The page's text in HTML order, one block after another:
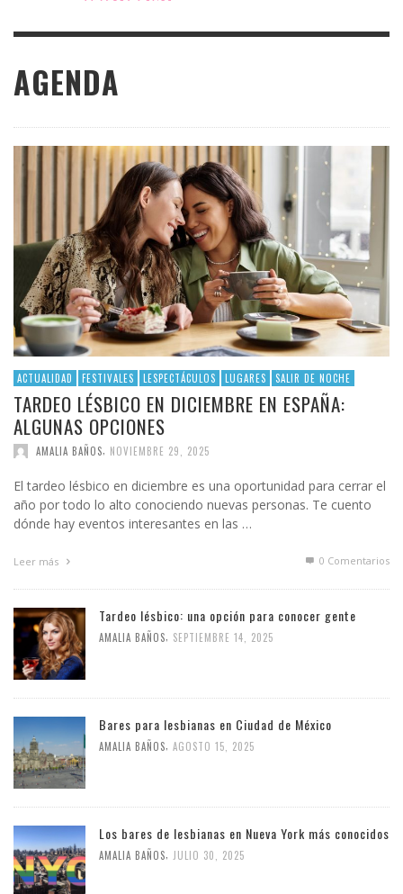
AGENDA
ACTUALIDAD FESTIVALES LESPECTÁCULOS LUGARES SALIR DE NOCHE
TARDEO LÉSBICO EN DICIEMBRE EN ESPAÑA:
ALGUNAS OPCIONES
AMALIA BAÑOS NOVIEMBRE 29, 2025
El tardeo lésbico en diciembre es una oportunidad para cerrar el
año por todo lo alto conociendo nuevas personas. Te cuento
dónde hay eventos interesantes en las …
Leer más 0 Comentarios
Tardeo lésbico: una opción para conocer gente
AMALIA BAÑOS SEPTIEMBRE 14, 2025
Bares para lesbianas en Ciudad de México
AMALIA BAÑOS AGOSTO 15, 2025
Los bares de lesbianas en Nueva York más conocidos
AMALIA BAÑOS JULIO 30, 2025